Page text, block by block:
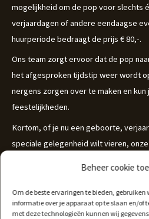
Beheer cookie
Om de beste ervaringen te bieden,
informatie over je apparaat op te slaan en/of
met deze technologieën kunnen wij
mogelijkheid om de pop voor slechts
verjaardagen of andere eendaagse
huurperiode bedraagt de prijs € 80,-.
Ons team zorgt ervoor dat de pop
het afgesproken tijdstip weer wordt
nergens zorgen over te maken en
feestelijkheden.
Kortom, of je nu een geboorte,
speciale gelegenheid wilt vieren,